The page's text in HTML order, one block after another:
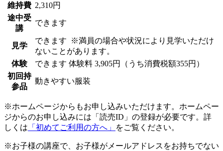
維持費 2,310円
途中受
講
できます
見学
できます
※満員の場合や状況により見学いただけ
ないことがあります。
体験
できます 体験料 3,905円（うち消費税額355円）
初回持
参品
動きやすい服装
※ホームページからもお申し込みいただけます。ホームペー
ジからのお申し込みには「読売ID」の登録が必要です。詳
しくは 「初めてご利用の方へ」 をご覧ください。
※お子様の講座で、お子様がメールアドレスをお持ちでない